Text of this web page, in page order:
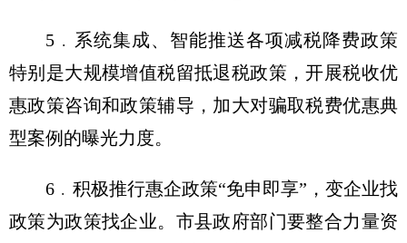
5﹒系统集成、智能推送各项减税降费政策
特别是大规模增值税留抵退税政策，开展税收优
惠政策咨询和政策辅导，加大对骗取税费优惠典
型案例的曝光力度。
6﹒积极推行惠企政策“免申即享”，变企业找
政策为政策找企业。市县政府部门要整合力量资